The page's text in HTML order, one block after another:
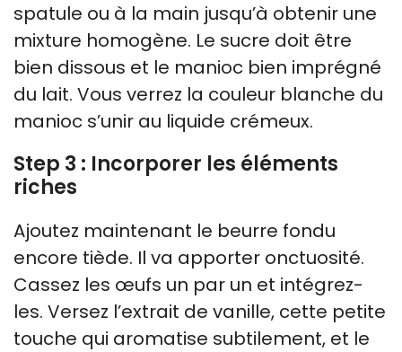
spatule ou à la main jusqu’à obtenir une
mixture homogène. Le sucre doit être
bien dissous et le manioc bien imprégné
du lait. Vous verrez la couleur blanche du
manioc s’unir au liquide crémeux.
Step 3 : Incorporer les éléments
riches
Ajoutez maintenant le beurre fondu
encore tiède. Il va apporter onctuosité.
Cassez les œufs un par un et intégrez-
les. Versez l’extrait de vanille, cette petite
touche qui aromatise subtilement, et le